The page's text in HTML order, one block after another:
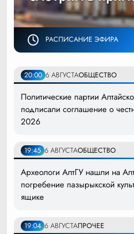
РАСПИСАНИЕ ЭФИРА
20:00 6 АВГУСТАОБЩЕСТВО
Политические партии
подписали соглашение о
2026
19:45 6 АВГУСТАОБЩЕСТВО
Археологи АлтГУ нашли на
погребение пазырыкской
ящике
19:04 6 АВГУСТАПРОЧЕЕ